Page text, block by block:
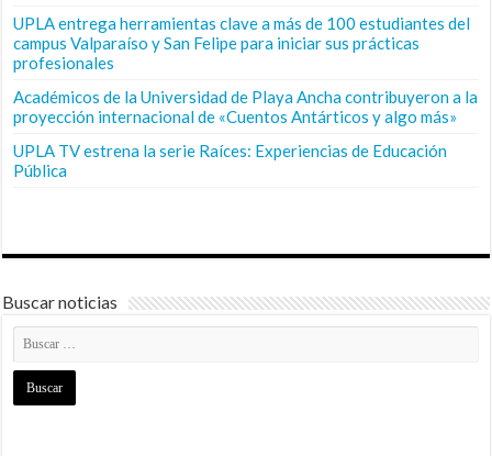
UPLA entrega herramientas clave a más de 100 estudiantes del
campus Valparaíso y San Felipe para iniciar sus prácticas
profesionales
Académicos de la Universidad de Playa Ancha contribuyeron a la
proyección internacional de «Cuentos Antárticos y algo más»
UPLA TV estrena la serie Raíces: Experiencias de Educación
Pública
Buscar noticias